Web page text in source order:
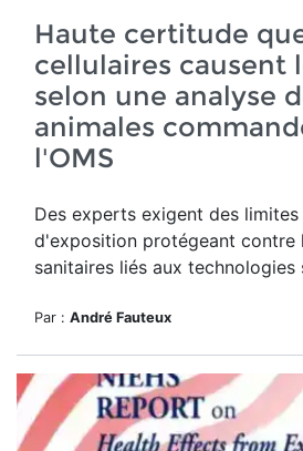
Haute certitude
cellulaires causent
selon une analyse
animales
l'OMS
Des experts exigent des limites
d'exposition protégeant contre
sanitaires liés aux technologies
Par : André Fauteux